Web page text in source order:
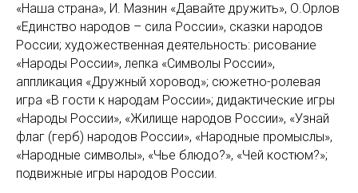
«Наша страна», И. Мазнин «Давайте дружить», О.Орлов
«Единство народов – сила России», сказки народов
России; художественная деятельность: рисование
«Народы России», лепка «Символы России»,
аппликация «Дружный хоровод»; сюжетно-ролевая
игра «В гости к народам России»; дидактические игры
«Народы России», «Жилище народов России», «Узнай
флаг (герб) народов России», «Народные промыслы»,
«Народные символы», «Чье блюдо?», «Чей костюм?»;
подвижные игры народов России.